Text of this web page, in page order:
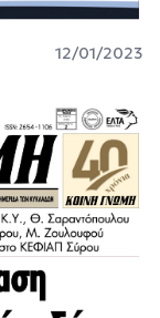
12/01/2023